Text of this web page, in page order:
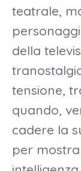
teatrale,
della
tensione,
quando,
cadere la
per